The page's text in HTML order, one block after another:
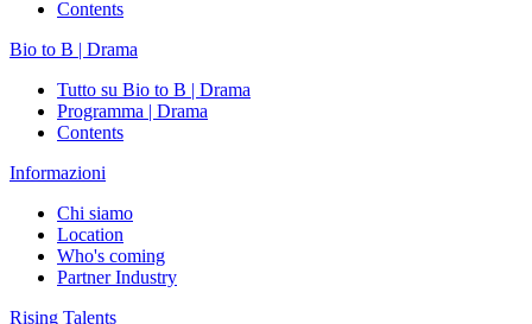
Contents
Bio to B | Drama
Tutto su Bio to B | Drama
Programma | Drama
Contents
Informazioni
Chi siamo
Location
Who's coming
Partner Industry
Rising Talents